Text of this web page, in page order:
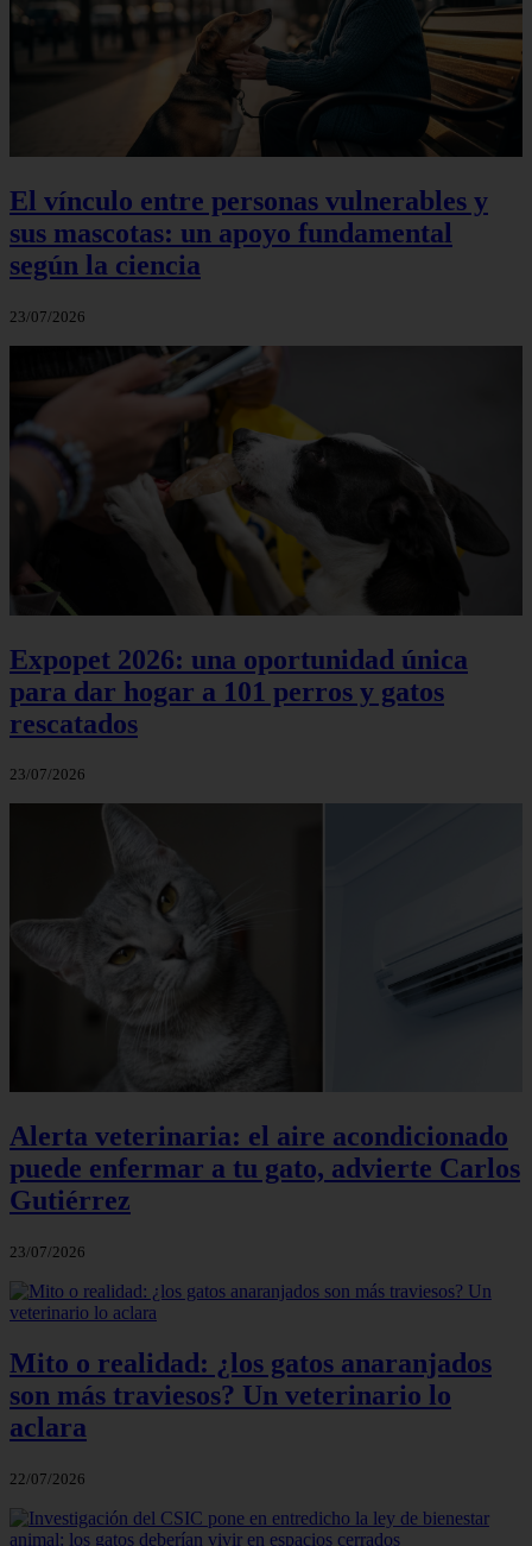
El vínculo entre personas vulnerables y
sus mascotas: un apoyo fundamental
según la ciencia
23/07/2026
Expopet 2026: una oportunidad única
para dar hogar a 101 perros y gatos
rescatados
23/07/2026
Alerta veterinaria: el aire acondicionado
puede enfermar a tu gato, advierte Carlos
Gutiérrez
23/07/2026
Mito o realidad: ¿los gatos anaranjados
son más traviesos? Un veterinario lo
aclara
22/07/2026